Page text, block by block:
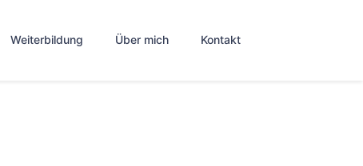
Weiterbildung Über mich Kontakt